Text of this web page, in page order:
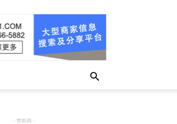
- 赞助商 -